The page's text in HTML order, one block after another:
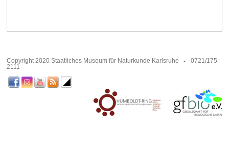
Copyright 2020 Staatliches Museum für Naturkunde Karlsruhe
0721/175
2111